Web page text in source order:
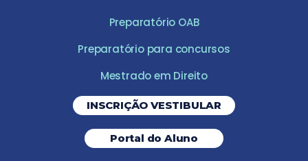
Preparatório OAB
Preparatório para concursos
Mestrado em Direito
INSCRIÇÃO VESTIBULAR
Portal do Aluno